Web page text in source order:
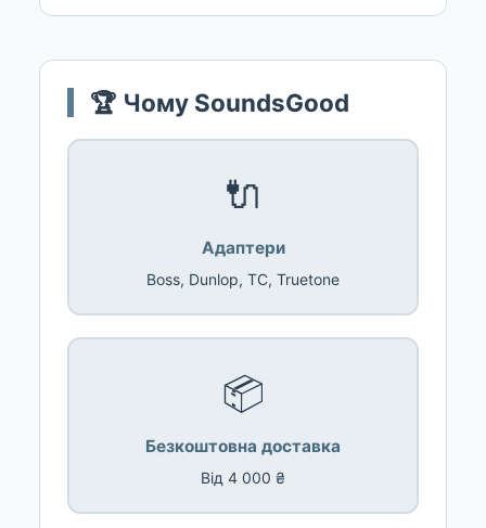
🏆 Чому SoundsGood
🔌
Адаптери
Boss, Dunlop, TC, Truetone
📦
Безкоштовна доставка
Від 4 000 ₴